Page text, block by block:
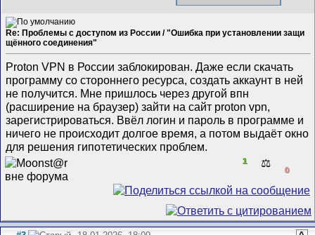
Re: Проблемы с доступом из России / "Ошибка при установлении защи
щённого соединения"
Proton VPN в России заблокирован. Даже если скачать
программу со стороннего ресурса, создать аккаунт в ней
не получится. Мне пришлось через другой впн
(расширение на браузер) зайти на сайт proton vpn,
зарегистрироваться. Ввёл логин и пароль в программе и
ничего не происходит долгое время, а потом выдаёт окно
для решения гипотетических проблем.
1 ⚖️
0